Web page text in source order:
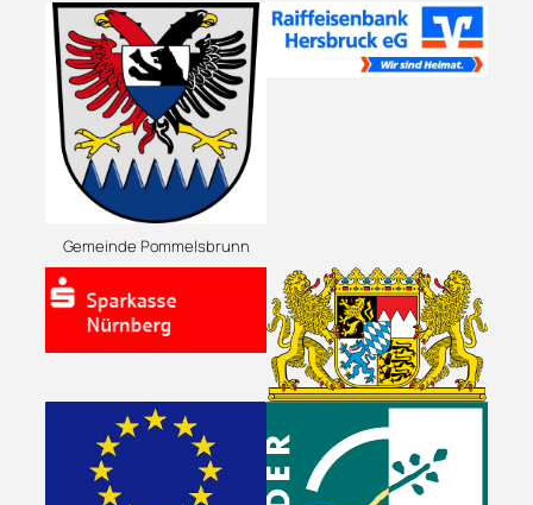
Gemeinde Pommelsbrunn